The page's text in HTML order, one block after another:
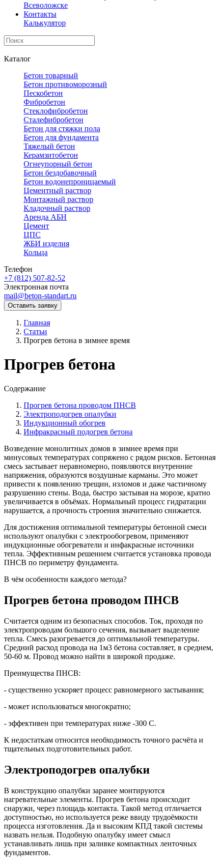
Всеволожске
Контакты
Калькулятор
Каталог
Бетон товарный
Бетон противоморозный
Пескобетон
Фибробетон
Стеклофибробетон
Сталефибробетон
Бетон для стяжки пола
Бетон для фундамента
Тяжелый бетон
Керамзитобетон
Огнеупорный бетон
Бетон бездобавочный
Бетон водонепроницаемый
Цементный раствор
Монтажный раствор
Кладочный раствор
Аренда АБН
Цемент
ЦПС
ЖБИ изделия
Кольца
Телефон
+7 (812) 507-82-52
Электронная почта
mail@beton-standart.ru
Оставить заявку
Главная
Статьи
Прогрев бетона в зимнее время
Прогрев бетона
Содержание
Прогрев бетона проводом ПНСВ
Электроподогрев опалубки
Индукционный обогрев
Инфракрасный подогрев бетона
Возведение монолитных домов в зимнее время при
минусовых температурах сопряжено с рядом рисков. Бетонная
смесь застывает неравномерно, появляются внутренние
напряжения, образуются воздушные карманы. Это может
привести к появлению трещин, изломов и даже частичному
разрушению стены. Вода, быстро застывая на морозе, кратно
увеличивается в объёмах. Нормальный процесс гидратации
нарушается, а прочность строения значительно снижается.
Для достижения оптимальной температуры бетонной смеси
используют опалубки с электрообогревом, применяют
индукционные обогреватели и инфакрасные источники
тепла. Эффективным решением считается установка провода
ПНСВ по периметру фундамента.
В чём особенности каждого метода?
Прогрев бетона проводом ПНСВ
Считается одним из безопасных способов. Ток, проходя по
электропроводам большого сечения, вызывает выделение
тепла. Смесь разогревается до оптимальной температуры.
Средний расход провода на 1м3 бетона составляет, в среднем,
50-60 м. Провод можно найти в широкой продаже.
Преимущества ПНСВ:
- существенно ускоряет процесс равномерного застывания;
- может использоваться многократно;
- эффективен при температурах ниже -300 С.
К недостаткам относится необходимость точного расчёта и
тщательных подготовительных работ.
Электроподогрев опалубки
В конструкцию опалубки заранее монтируются
нагревательные элементы. Прогрев бетона происходит
снаружи, через площадь контакта. Такой метод отличается
доступностью, но используется реже ввиду трудоёмкости
процесса изготовления. Да и высоким КПД такой системы
назвать нельзя. Подобную опалубку имеет смысл
устанавливать лишь при заливке компактных ленточных
фундаментов.